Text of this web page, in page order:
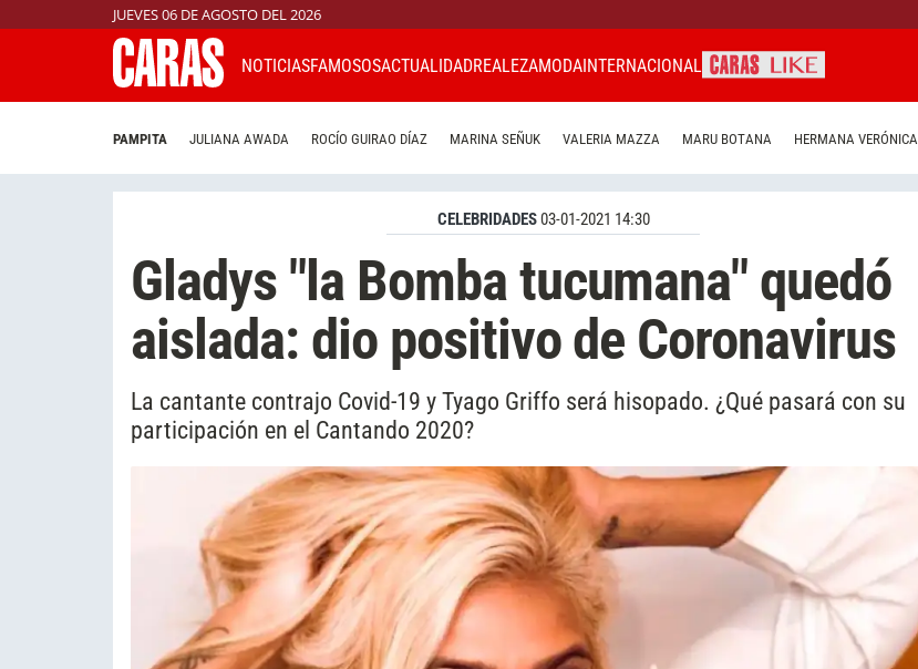
JUEVES 06 DE AGOSTO DEL 2026
NOTICIASFAMOSOSACTUALIDADREALEZAMODAINTERNACIONAL
PAMPITA JULIANA AWADA ROCÍO GUIRAO DÍAZ MARINA SEÑUK VALERIA MAZZA MARU BOTANA HERMANA VERÓNICA
CELEBRIDADES03-01-2021 14:30
Gladys "la Bomba tucumana" quedó
aislada: dio positivo de Coronavirus
La cantante contrajo Covid-19 y Tyago Griffo será hisopado. ¿Qué pasará con su
participación en el Cantando 2020?